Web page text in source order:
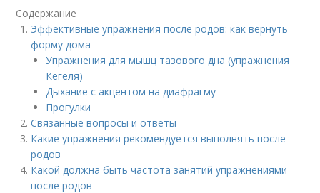
Содержание
Эффективные упражнения после родов: как вернуть
форму дома
Упражнения для мышц тазового дна (упражнения
Кегеля)
Дыхание с акцентом на диафрагму
Прогулки
Связанные вопросы и ответы
Какие упражнения рекомендуется выполнять после
родов
Какой должна быть частота занятий упражнениями
после родов